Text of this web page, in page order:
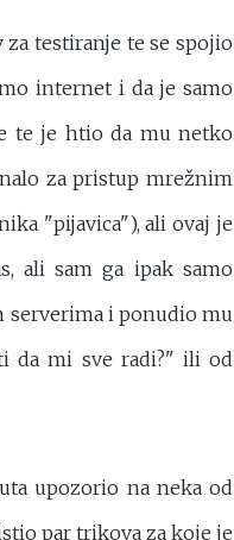
testiranje te se spojio
internet i da je samo
te je htio da mu netko
za pristup mrežnim
"pijavica"), ali ovaj je
ali sam ga ipak samo
serverima i ponudio mu
da mi sve radi?" ili od
upozorio na neka od
par trikova za koje je